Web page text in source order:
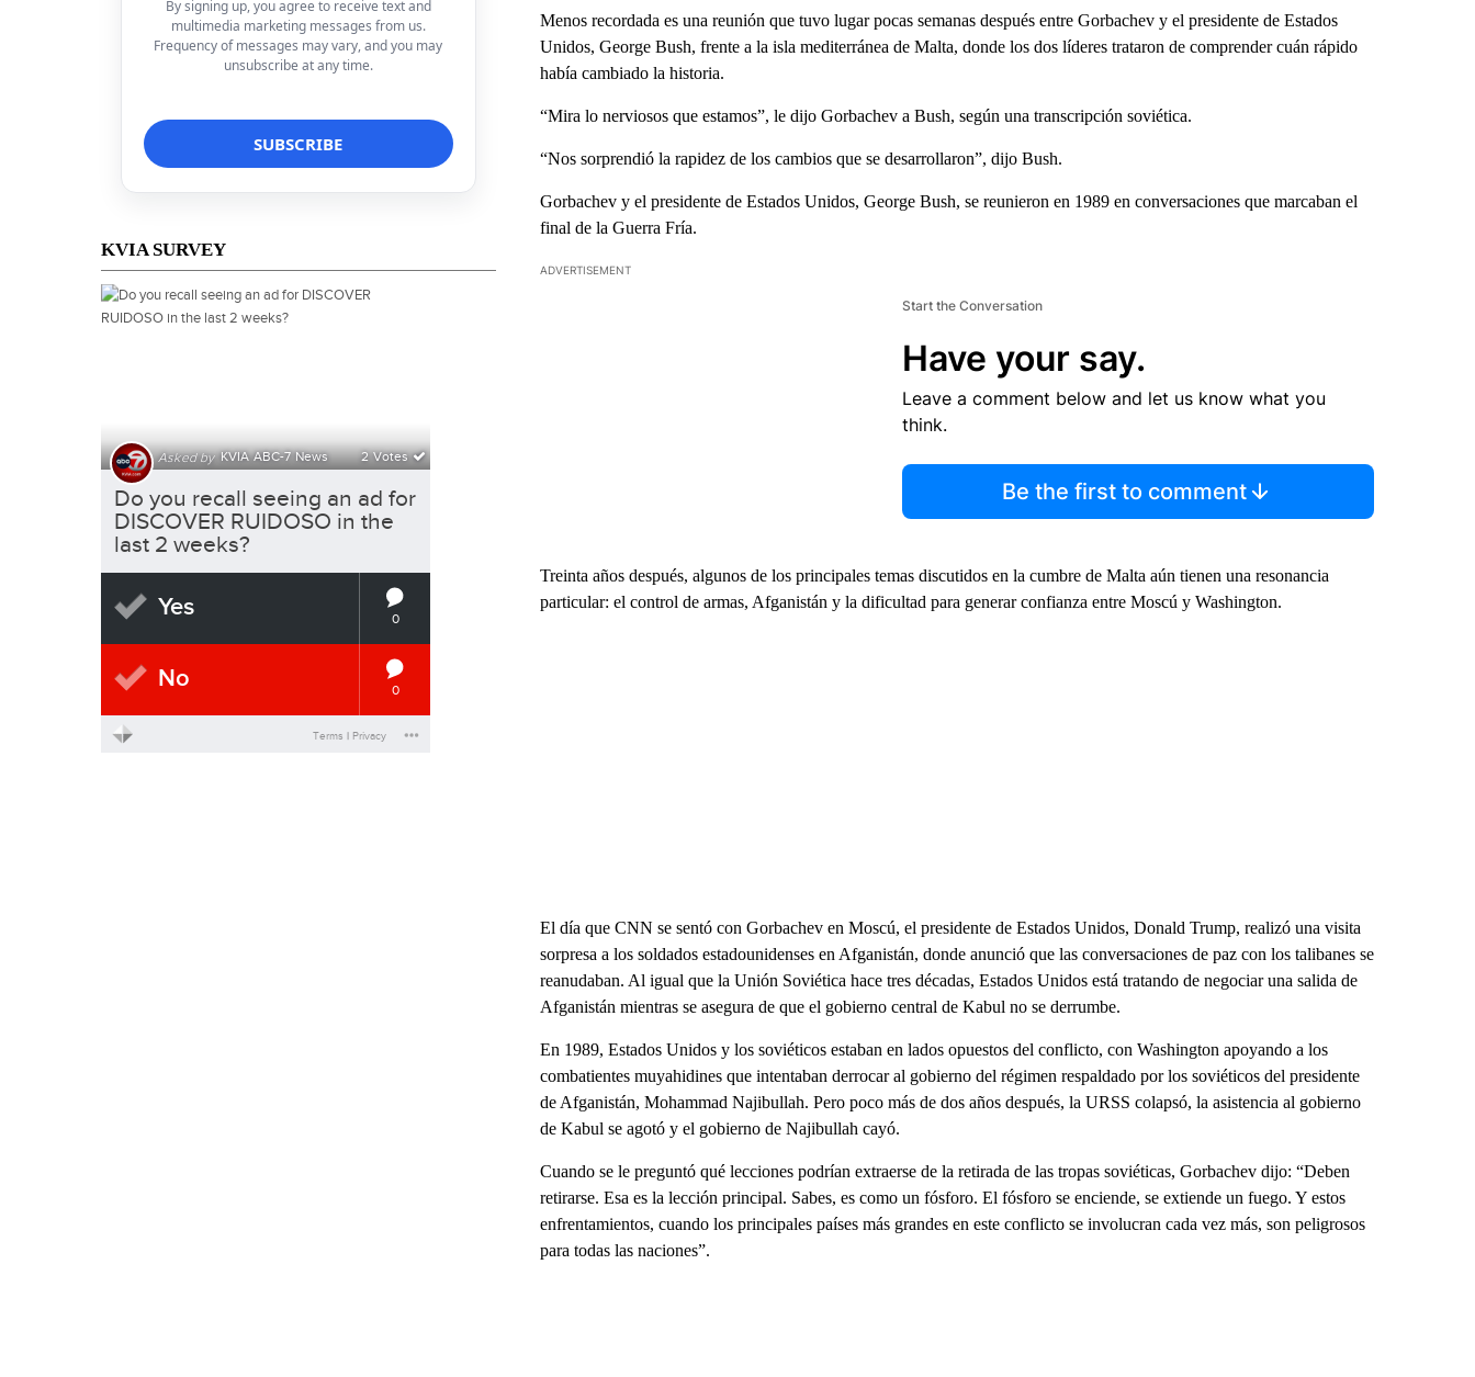
By signing up, you agree to receive text and
multimedia marketing messages from us.
Frequency of messages may vary, and you may
unsubscribe at any time.
KVIA SURVEY
Menos recordada es una reunión que tuvo lugar pocas semanas después entre Gorbachev y el presidente de Estados
Unidos, George Bush, frente a la isla mediterránea de Malta, donde los dos líderes trataron de comprender cuán rápido
había cambiado la historia.
“Mira lo nerviosos que estamos”, le dijo Gorbachev a Bush, según una transcripción soviética.
“Nos sorprendió la rapidez de los cambios que se desarrollaron”, dijo Bush.
Gorbachev y el presidente de Estados Unidos, George Bush, se reunieron en 1989 en conversaciones que marcaban el
final de la Guerra Fría.
ADVERTISEMENT
Start the Conversation
Have your say.
Leave a comment below and let us know what you
think.
Be the first to comment
Treinta años después, algunos de los principales temas discutidos en la cumbre de Malta aún tienen una resonancia
particular: el control de armas, Afganistán y la dificultad para generar confianza entre Moscú y Washington.
El día que CNN se sentó con Gorbachev en Moscú, el presidente de Estados Unidos, Donald Trump, realizó una visita
sorpresa a los soldados estadounidenses en Afganistán, donde anunció que las conversaciones de paz con los talibanes se
reanudaban. Al igual que la Unión Soviética hace tres décadas, Estados Unidos está tratando de negociar una salida de
Afganistán mientras se asegura de que el gobierno central de Kabul no se derrumbe.
En 1989, Estados Unidos y los soviéticos estaban en lados opuestos del conflicto, con Washington apoyando a los
combatientes muyahidines que intentaban derrocar al gobierno del régimen respaldado por los soviéticos del presidente
de Afganistán, Mohammad Najibullah. Pero poco más de dos años después, la URSS colapsó, la asistencia al gobierno
de Kabul se agotó y el gobierno de Najibullah cayó.
Cuando se le preguntó qué lecciones podrían extraerse de la retirada de las tropas soviéticas, Gorbachev dijo: “Deben
retirarse. Esa es la lección principal. Sabes, es como un fósforo. El fósforo se enciende, se extiende un fuego. Y estos
enfrentamientos, cuando los principales países más grandes en este conflicto se involucran cada vez más, son peligrosos
para todas las naciones”.